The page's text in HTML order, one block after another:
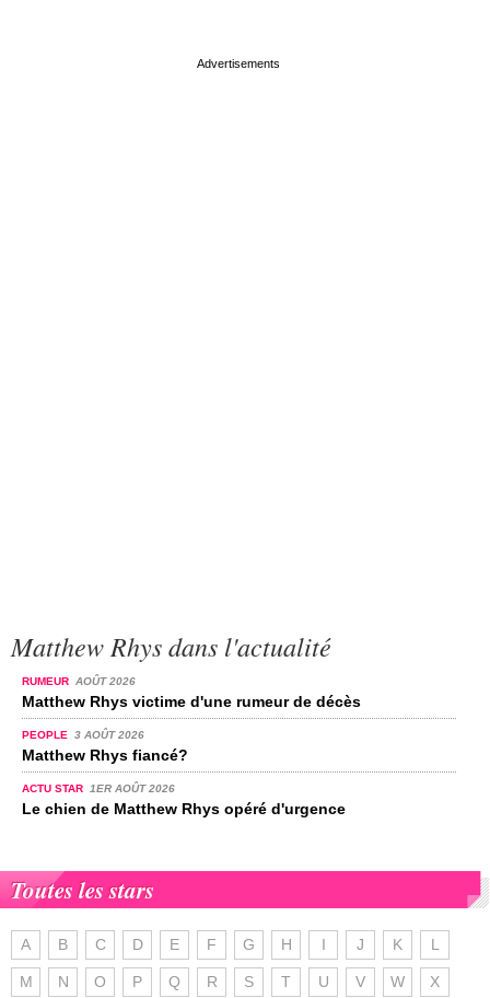
Matthew Rhys dans l'actualité
RUMEUR AOÛT 2026
Matthew Rhys victime d'une rumeur de décès
PEOPLE 3 AOÛT 2026
Matthew Rhys fiancé?
ACTU STAR 1ER AOÛT 2026
Le chien de Matthew Rhys opéré d'urgence
Toutes les stars
A B C D E F G H I J K L
M N O P Q R S T U V W X